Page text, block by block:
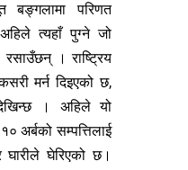
बङ्गलामा परिणत
त्यहाँ पुग्ने जो
। राष्ट्रिय
मर्न दिइएको छ,
। अहिले यो
अर्बको सम्पत्तिलाई
घेरिएको छ।